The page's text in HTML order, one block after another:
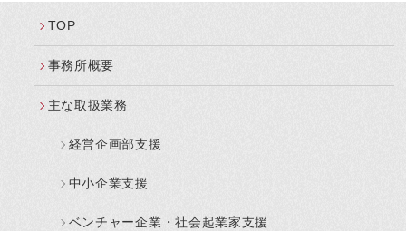
TOP
事務所概要
主な取扱業務
経営企画部支援
中小企業支援
ベンチャー企業・社会起業家支援